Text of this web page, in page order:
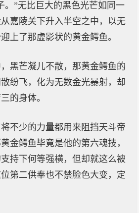
。”无比巨大的黑色光芒如同一
嘉陵关下升入半空之中，以无
上了那虚影状的黄金鳄鱼。
黑芒凝儿不散，那黄金鳄鱼的
纷飞，化为无数金光暴射，却
的身体。
不少的力量都用来阻挡天斗帝
金鳄鱼毕竟是他的第六魂技，
持下何等强横，但却就这么被
第二供奉也不禁脸色大变，定